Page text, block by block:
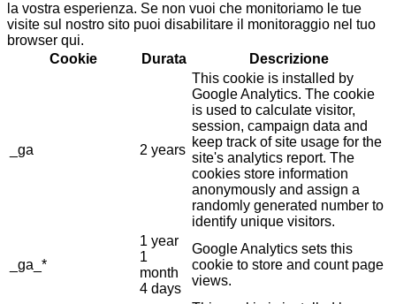
la vostra esperienza. Se non vuoi che monitoriamo le tue
visite sul nostro sito puoi disabilitare il monitoraggio nel tuo
browser qui.
Cookie
Durata Descrizione
_ga 2 years
This cookie is installed by
Google Analytics. The cookie
is used to calculate visitor,
session, campaign data and
keep track of site usage for the
site's analytics report. The
cookies store information
anonymously and assign a
randomly generated number to
identify unique visitors.
_ga_*
1 year
1
month
4 days
Google Analytics sets this
cookie to store and count page
views.